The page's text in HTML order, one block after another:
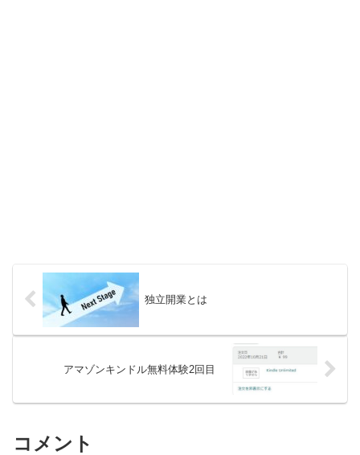
独立開業とは
アマゾンキンドル無料体験2回目
コメント